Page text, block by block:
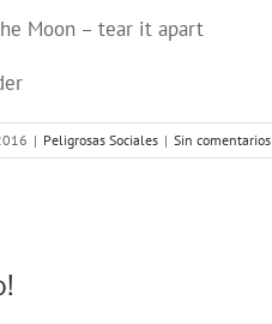
Moon – tear it apart
| Peligrosas Sociales | Sin comentarios